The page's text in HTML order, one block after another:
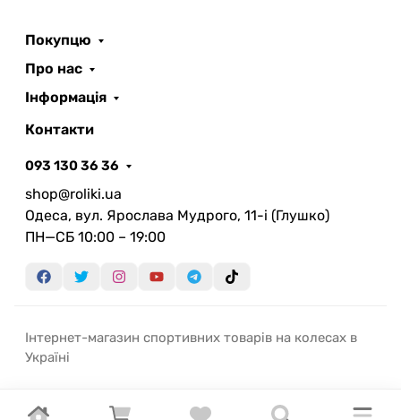
Покупцю
Про нас
Інформація
Контакти
093 130 36 36
shop@roliki.ua
Одеса, вул. Ярослава Мудрого, 11-i (Глушко)
ПН—СБ 10:00 – 19:00
Інтернет-магазин спортивних товарів на колесах в
Україні